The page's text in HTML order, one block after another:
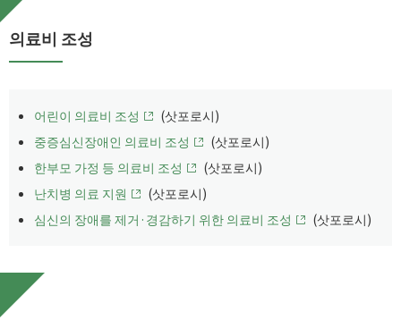
의료비 조성
어린이 의료비 조성
(삿포로시)
중증심신장애인 의료비 조성
(삿포로시)
한부모 가정 등 의료비 조성
(삿포로시)
난치병 의료 지원
(삿포로시)
심신의 장애를 제거·경감하기 위한 의료비 조성
(삿포로시)